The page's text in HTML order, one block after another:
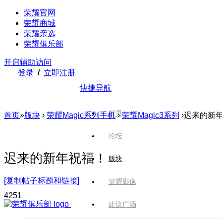
荣耀官网
荣耀商城
荣耀亲选
荣耀俱乐部
开启辅助访问
登录 / 立即注册
快捷导航
首页
论坛
版块
荣耀影像
建议广场
首页»版块 › 荣耀Magic系列手机 › 荣耀Magic3系列 ›迟来的新
迟来的新年祝福！
[复制帖子标题和链接]
4251